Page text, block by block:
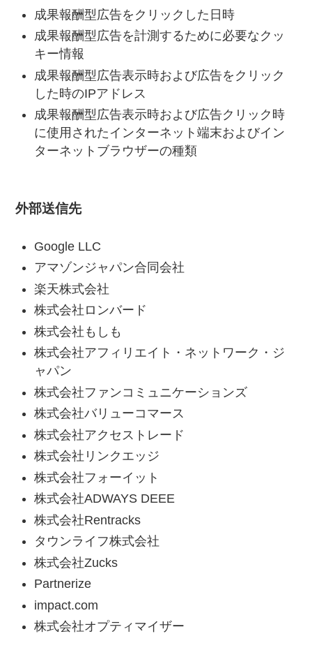
成果報酬型広告をクリックした日時
成果報酬型広告を計測するために必要なクッ
キー情報
成果報酬型広告表示時および広告をクリック
した時のIPアドレス
成果報酬型広告表示時および広告クリック時
に使用されたインターネット端末およびイン
ターネットブラウザーの種類
外部送信先
Google LLC
アマゾンジャパン合同会社
楽天株式会社
株式会社ロンバード
株式会社もしも
株式会社アフィリエイト・ネットワーク・ジ
ャパン
株式会社ファンコミュニケーションズ
株式会社バリューコマース
株式会社アクセストレード
株式会社リンクエッジ
株式会社フォーイット
株式会社ADWAYS DEEE
株式会社Rentracks
タウンライフ株式会社
株式会社Zucks
Partnerize
impact.com
株式会社オプティマイザー